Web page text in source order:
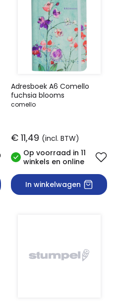
Adresboek A6 Comello
fuchsia blooms
comello
€ 11,49 (incl. BTW)
Op voorraad in 11
winkels en online
In winkelwagen